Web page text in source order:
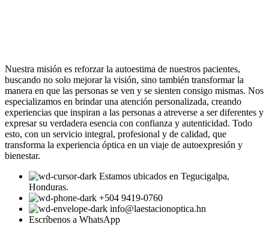
Nuestra misión es reforzar la autoestima de nuestros pacientes,
buscando no solo mejorar la visión, sino también transformar la
manera en que las personas se ven y se sienten consigo mismas. Nos
especializamos en brindar una atención personalizada, creando
experiencias que inspiran a las personas a atreverse a ser diferentes y
expresar su verdadera esencia con confianza y autenticidad. Todo
esto, con un servicio integral, profesional y de calidad, que
transforma la experiencia óptica en un viaje de autoexpresión y
bienestar.
Estamos ubicados en Tegucigalpa,
Honduras.
+504 9419-0760
info@laestacionoptica.hn
Escríbenos a WhatsApp